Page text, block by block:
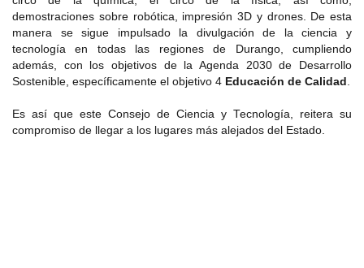
demostraciones sobre robótica, impresión 3D y drones. De esta
manera se sigue impulsado la divulgación de la ciencia y
tecnología en todas las regiones de Durango, cumpliendo
además, con los objetivos de la Agenda 2030 de Desarrollo
Sostenible, específicamente el objetivo 4 Educación de Calidad .
Es así que este Consejo de Ciencia y Tecnología, reitera su
compromiso de llegar a los lugares más alejados del Estado.